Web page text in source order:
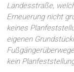
Landesstraße,
Erneuerung nicht
keines
eigenen
kein